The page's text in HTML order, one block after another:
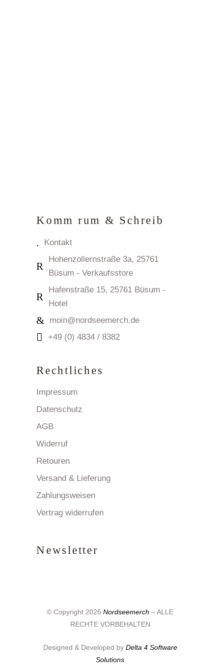
Komm rum & Schreib
Kontakt
Hohenzollernstraße 3a, 25761
Büsum - Verkaufsstore
Hafenstraße 15, 25761 Büsum -
Hotel
moin@nordseemerch.de
+49 (0) 4834 / 8382
Rechtliches
Impressum
Datenschutz
AGB
Widerruf
Retouren
Versand & Lieferung
Zahlungsweisen
Vertrag widerrufen
Newsletter
© Copyright 2026 Nordseemerch – ALLE
RECHTE VORBEHALTEN
Designed & Developed by Delta 4 Software
Solutions